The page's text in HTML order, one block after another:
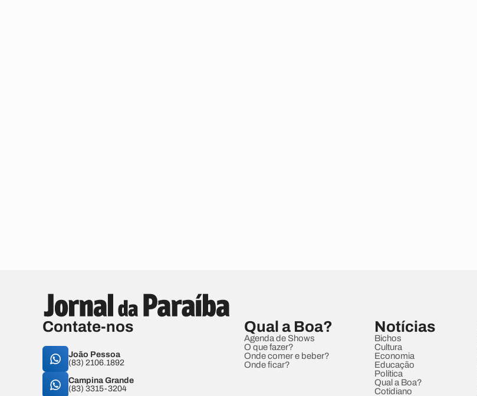
Contate-nos
João Pessoa
(83) 2106.1892
Campina Grande
(83) 3315-3204
Qual a Boa?
Agenda de Shows
O que fazer?
Onde comer e beber?
Onde ficar?
Notícias
Bichos
Cultura
Economia
Educação
Política
Qual a Boa?
Cotidiano